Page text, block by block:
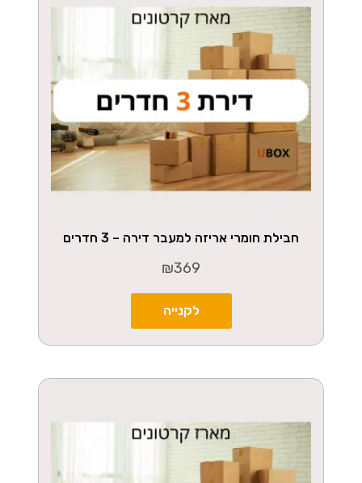
חבילת חומרי אריזה למעבר דירה – 3 חדרים
₪369
לקנייה